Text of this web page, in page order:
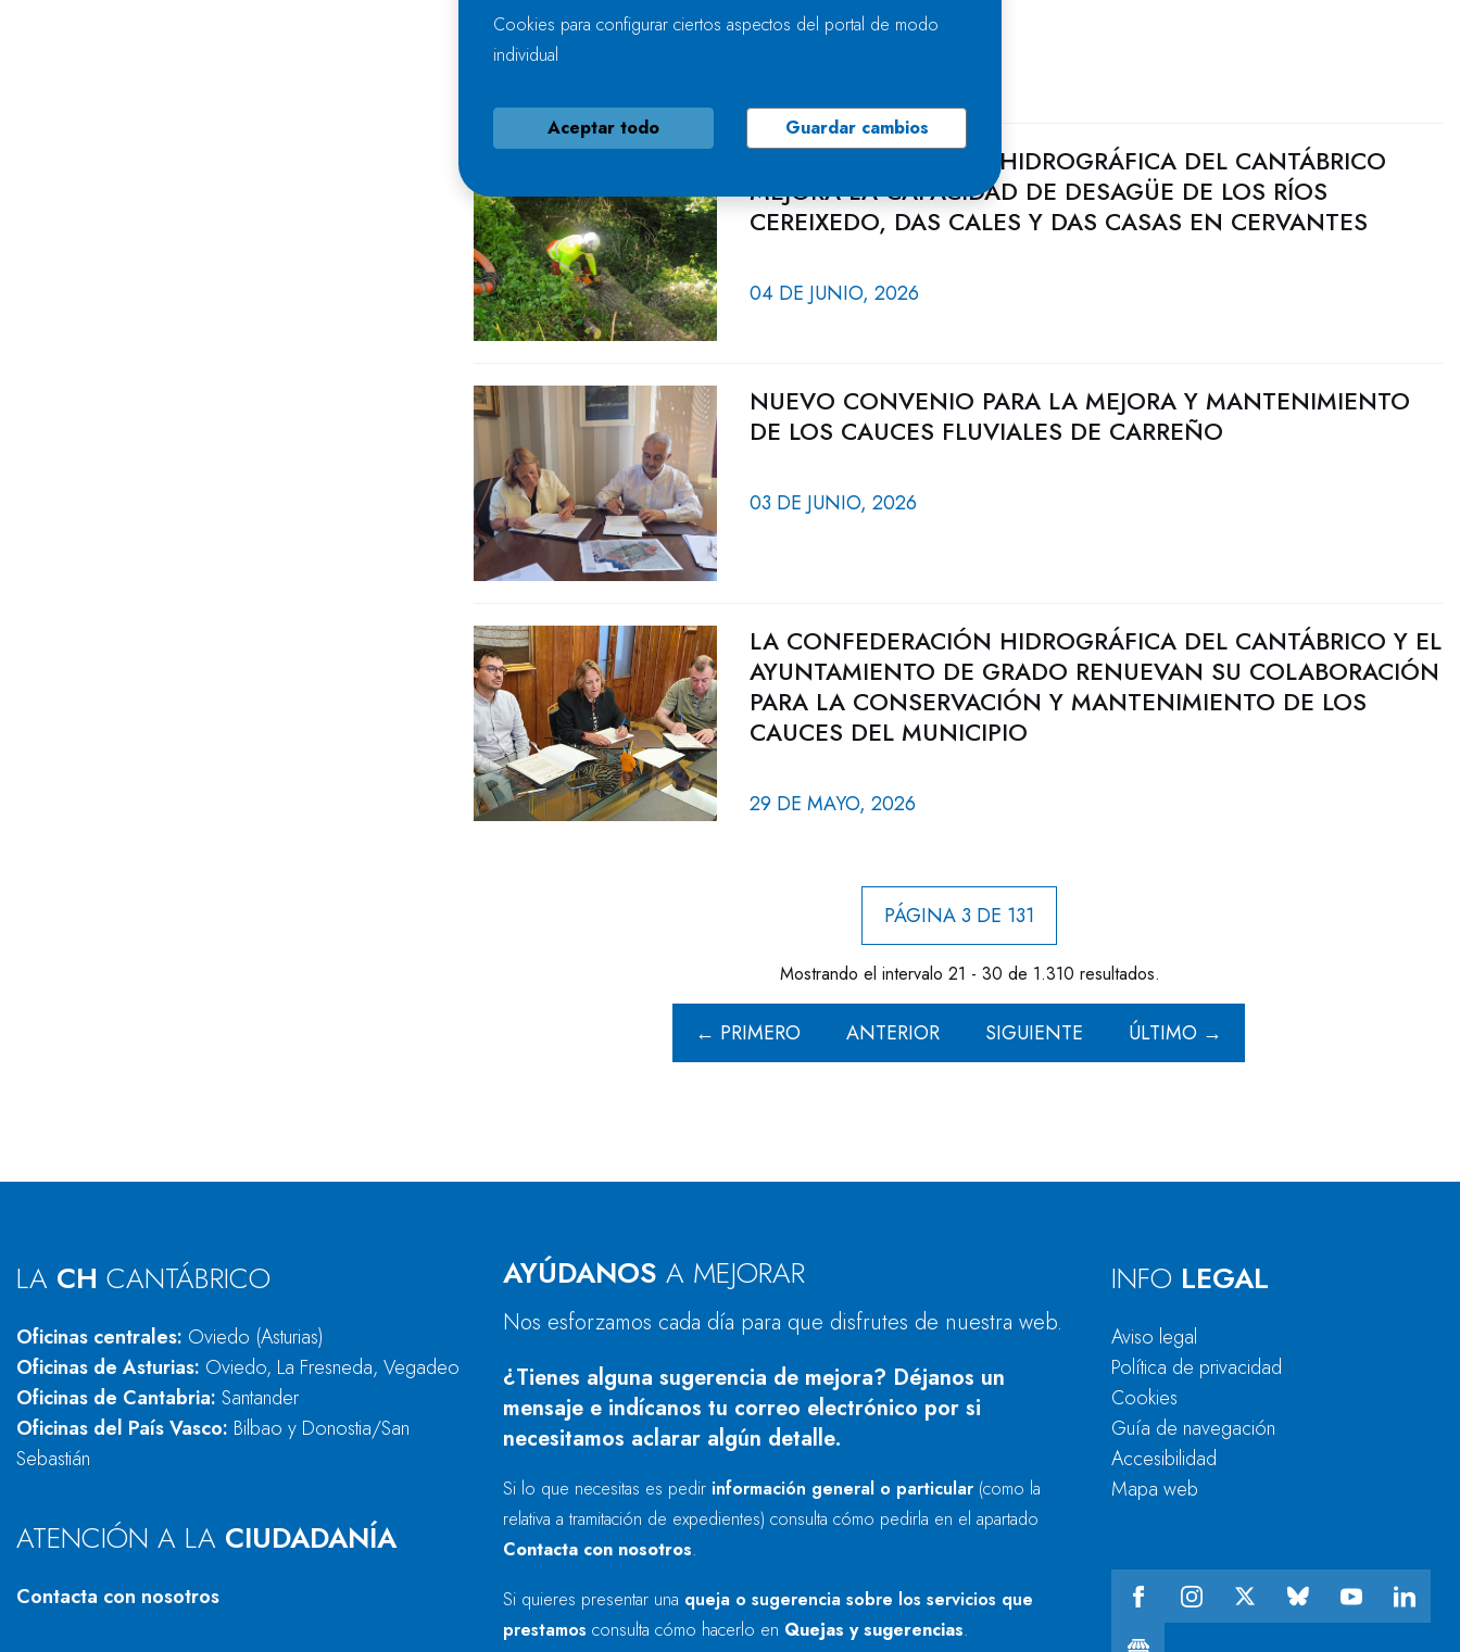
LA CONFEDERACIÓN HIDROGRÁFICA DEL CANTÁBRICO
MEJORA LA CAPACIDAD DE DESAGÜE DE LOS RÍOS
CEREIXEDO, DAS CALES Y DAS CASAS EN CERVANTES
04 DE JUNIO, 2026
NUEVO CONVENIO PARA LA MEJORA Y MANTENIMIENTO
DE LOS CAUCES FLUVIALES DE CARREÑO
03 DE JUNIO, 2026
LA CONFEDERACIÓN HIDROGRÁFICA DEL CANTÁBRICO Y EL
AYUNTAMIENTO DE GRADO RENUEVAN SU COLABORACIÓN
PARA LA CONSERVACIÓN Y MANTENIMIENTO DE LOS
CAUCES DEL MUNICIPIO
29 DE MAYO, 2026
PÁGINA 3 DE 131
Mostrando el intervalo 21 - 30 de 1.310 resultados.
← PRIMERO ANTERIOR SIGUIENTE ÚLTIMO →
LA CH CANTÁBRICO
Oficinas centrales: Oviedo (Asturias)
Oficinas de Asturias: Oviedo, La Fresneda, Vegadeo
Oficinas de Cantabria: Santander
Oficinas del País Vasco: Bilbao y Donostia/San
Sebastián
ATENCIÓN A LA CIUDADANÍA
Contacta con nosotros
AYÚDANOS A MEJORAR
Nos esforzamos cada día para que disfrutes de nuestra web.
¿Tienes alguna sugerencia de mejora? Déjanos un
mensaje e indícanos tu correo electrónico por si
necesitamos aclarar algún detalle.
Si lo que necesitas es pedir información general o particular (como la
relativa a tramitación de expedientes) consulta cómo pedirla en el apartado
Contacta con nosotros.
Si quieres presentar una queja o sugerencia sobre los servicios que
prestamos consulta cómo hacerlo en Quejas y sugerencias.
INFO LEGAL
Aviso legal
Política de privacidad
Cookies
Guía de navegación
Accesibilidad
Mapa web
Cookies para configurar ciertos aspectos del portal de modo
individual
Aceptar todo Guardar cambios